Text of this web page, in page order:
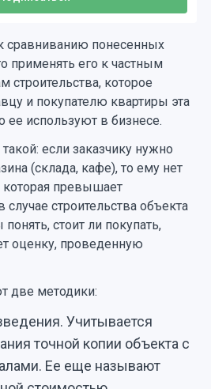
сравниванию понесенных
применять его к частным
которое
и покупателю квартиры эта
ее используют в бизнесе.
если заказчику нужно
(склада, кафе), то ему нет
которая превышает
строительства объекта
стоит ли покупать,
оценку, проведенную
две методики:
Учитывается
точной копии объекта с
Ее еще называют